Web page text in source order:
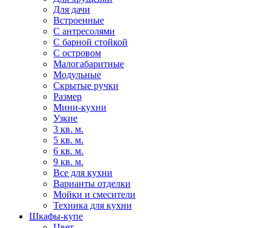
Для дачи
Встроенные
С антресолями
С барной стойкой
С островом
Малогабаритные
Модульные
Скрытые ручки
Размер
Мини-кухни
Узкие
3 кв. м.
5 кв. м.
6 кв. м.
9 кв. м.
Все для кухни
Варианты отделки
Мойки и смесители
Техника для кухни
Шкафы-купе